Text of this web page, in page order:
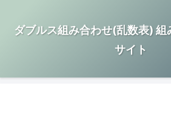
ダブルス組み合わせ(乱数表)
サイト